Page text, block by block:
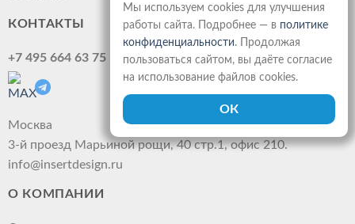
КОНТАКТЫ
+7 495 664 63 75
Москва
3-й проезд Марьиной рощи, 40 стр.1, офис 210.
info@insertdesign.ru
О КОМПАНИИ
Мы используем cookies для улучшения
работы сайта. Подробнее — в политике
конфиденциальности. Продолжая
пользоваться сайтом, вы даёте согласие
на использование файлов cookies.